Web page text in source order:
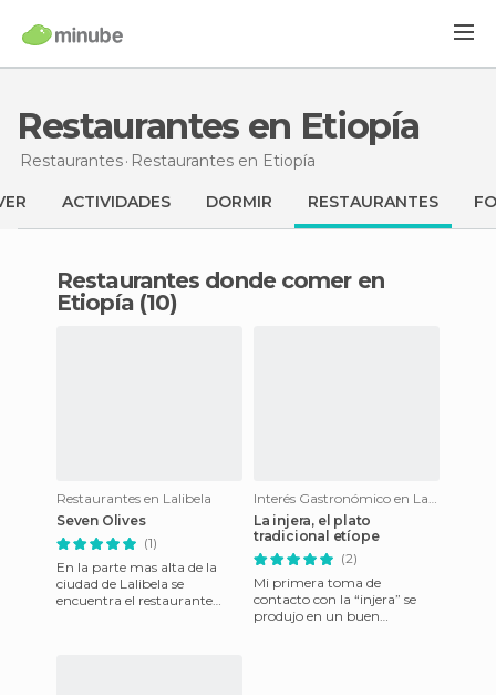
Restaurantes en Etiopía
Restaurantes Restaurantes en Etiopía
ACTIVIDADES DORMIR RESTAURANTES
Restaurantes donde comer en
Etiopía (10)
Restaurantes en Lalibela
Seven Olives
(1)
En la parte mas alta de la
ciudad de Lalibela se
encuentra el restaurante
Interés Gastronómico en Lalibela
La injera, el plato
tradicional etíope
(2)
Mi primera toma de
contacto con la “injera” se
produjo en un buen